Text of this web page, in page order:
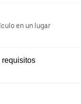
en un lugar
requisitos